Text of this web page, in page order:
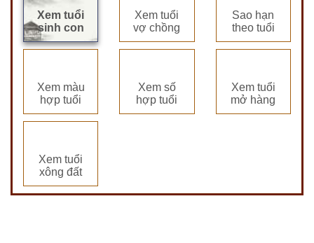
Xem tuổi
sinh con
Xem tuổi
vợ chồng
Sao hạn
theo tuổi
Xem màu
hợp tuổi
Xem số
hợp tuổi
Xem tuổi
mở hàng
Xem tuổi
xông đất